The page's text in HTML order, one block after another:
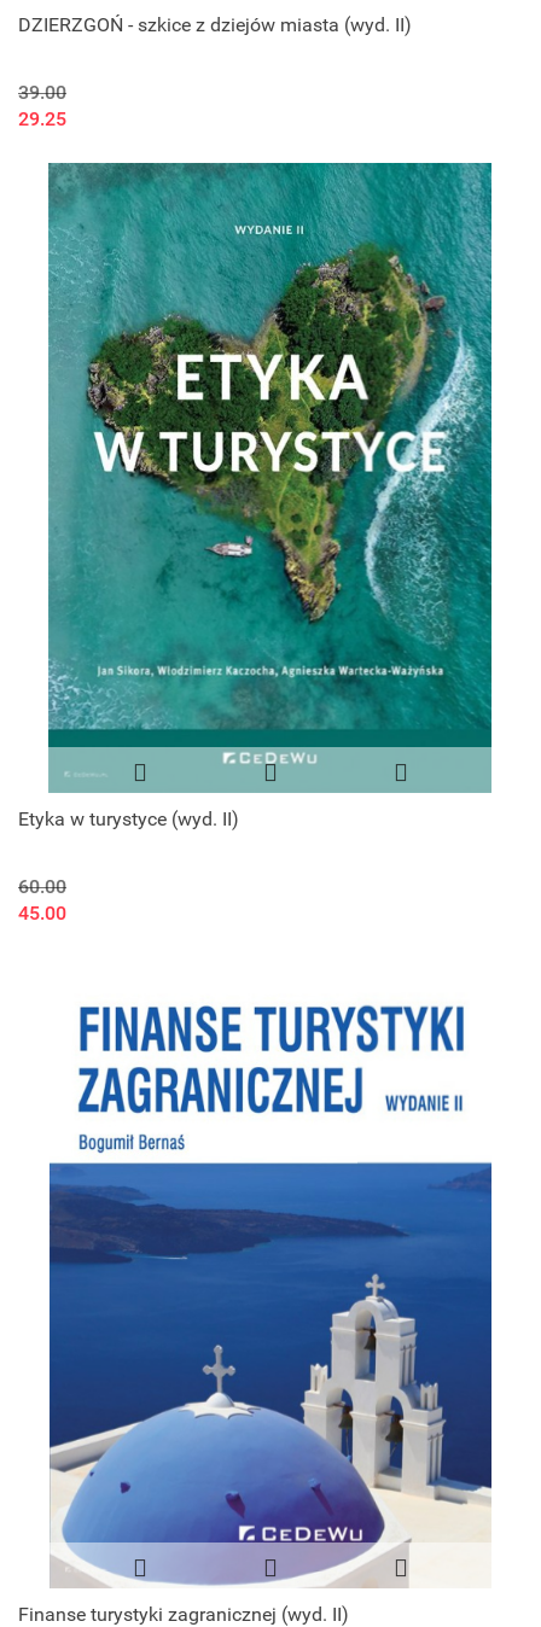
DZIERZGOŃ - szkice z dziejów miasta (wyd. II)
39.00
29.25
Etyka w turystyce (wyd. II)
60.00
45.00
Finanse turystyki zagranicznej (wyd. II)